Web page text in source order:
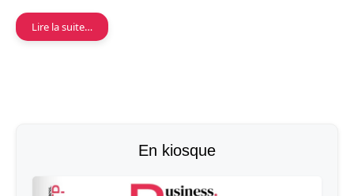
Lire la suite…
En kiosque